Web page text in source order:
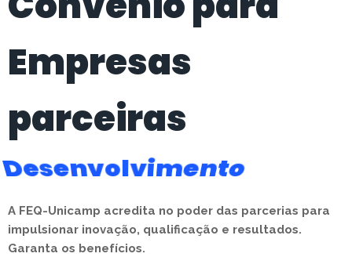
Empresas
parceiras
Expansão
A FEQ-Unicamp acredita no poder das parcerias para
impulsionar inovação, qualificação e resultados.
Garanta os benefícios.